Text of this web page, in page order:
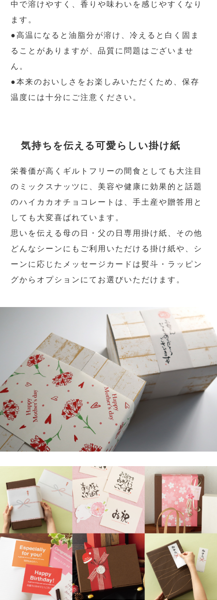
中で溶けやすく、香りや味わいを感じやすくなり
ます。
●高温になると油脂分が溶け、冷えると白く固ま
ることがありますが、品質に問題はございませ
ん。
●本来のおいしさをお楽しみいただくため、保存
温度には十分にご注意ください。
気持ちを伝える可愛らしい掛け紙
栄養価が高くギルトフリーの間食としても大注目
のミックスナッツに、美容や健康に効果的と話題
のハイカカオチョコレートは、手土産や贈答用と
しても大変喜ばれています。
思いを伝える母の日・父の日専用掛け紙、その他
どんなシーンにもご利用いただける掛け紙や、シ
ーンに応じたメッセージカードは熨斗・ラッピン
グからオプションにてお選びいただけます。